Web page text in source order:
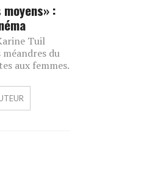
:
Tuil
du
aux femmes.